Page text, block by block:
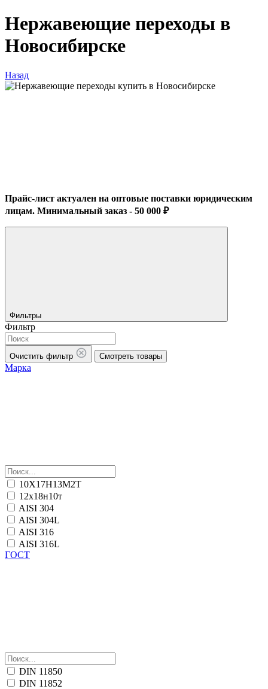
Нержавеющие переходы в
Новосибирске
Назад
Прайс-лист актуален на оптовые поставки юридическим
лицам. Минимальный заказ - 50 000 ₽
Фильтры
Фильтр
Очистить фильтр Смотреть товары
Марка
10Х17Н13М2Т
12х18н10т
AISI 304
AISI 304L
AISI 316
AISI 316L
ГОСТ
DIN 11850
DIN 11852